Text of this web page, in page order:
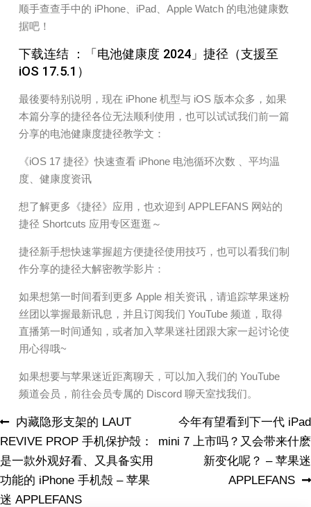
顺手查查手中的 iPhone、iPad、Apple Watch 的电池健康数
据吧！
下载连结 ：「电池健康度 2024」捷径（支援至
iOS 17.5.1）
最後要特别说明，现在 iPhone 机型与 iOS 版本众多，如果
本篇分享的捷径各位无法顺利使用，也可以试试我们前一篇
分享的电池健康度捷径教学文：
《iOS 17 捷径》快速查看 iPhone 电池循环次数 、平均温
度、健康度资讯
想了解更多《捷径》应用，也欢迎到 APPLEFANS 网站的
捷径 Shortcuts 应用专区逛逛～
捷径新手想快速掌握超方便捷径使用技巧，也可以看我们制
作分享的捷径大解密教学影片：
如果想第一时间看到更多 Apple 相关资讯，请追踪苹果迷粉
丝团以掌握最新讯息，并且订阅我们 YouTube 频道，取得
直播第一时间通知，或者加入苹果迷社团跟大家一起讨论使
用心得哦~
如果想要与苹果迷近距离聊天，可以加入我们的 YouTube
频道会员，前往会员专属的 Discord 聊天室找我们。
内藏隐形支架的 LAUT
REVIVE PROP 手机保护殻：
是一款外观好看、又具备实用
功能的 iPhone 手机殻 – 苹果
迷 APPLEFANS
今年有望看到下一代 iPad
mini 7 上市吗？又会带来什麽
新变化呢？ – 苹果迷
APPLEFANS